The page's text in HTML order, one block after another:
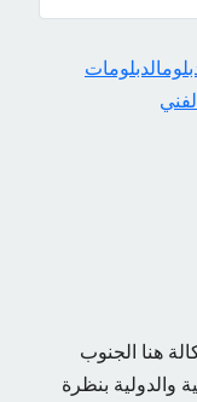
الدبلومات
هنا الجنوب
والدولية بنظرة